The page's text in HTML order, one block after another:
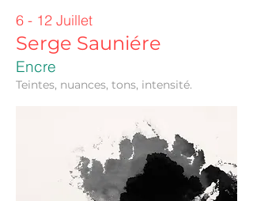
6 - 12 Juillet
Serge Sauniére
Encre
Teintes, nuances, tons, intensité.